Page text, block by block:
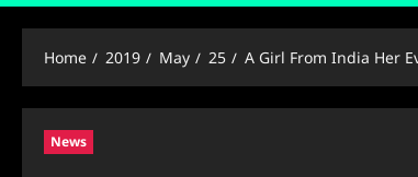
Home 2019 May 25 A Girl From India Her
News